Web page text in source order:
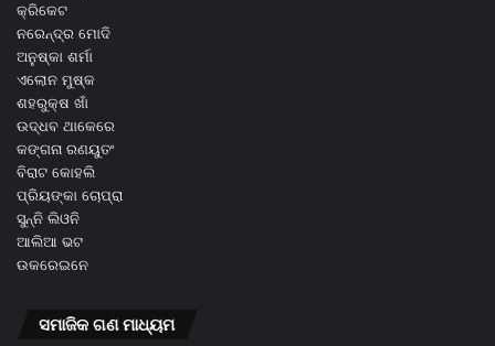
କ୍ରିକେଟ
ନରେନ୍ଦ୍ର ମୋଦି
ଅନୁଷ୍କା ଶର୍ମା
ଏଲୋନ ମୁଷ୍କ
ଶହରୁକ୍ଷ ଖାଁ
ଉଦ୍ଧବ ଥାକେରେ
କଙ୍ଗନା ରଣୟୁତଂ
ବିରାଟ କୋହଲି
ପ୍ରିୟଙ୍କା ଚୋପ୍ରା
ସୁନ୍ନି ଲିଓନି
ଆଲିଆ ଭଟ
ଉକରେଇନେ
ସମାଜିକ ଗଣ ମାଧ୍ୟମ